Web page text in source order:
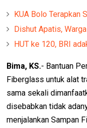
KUA Bolo Terapkan
Dishut Apatis,
HUT ke 120, BRI
Bima, KS.- Bantuan
Fiberglass untuk alat
sama sekali
disebabkan tidak
menjalankan Sampan